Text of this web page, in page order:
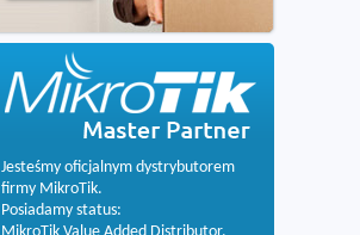
Jesteśmy oficjalnym dystrybutorem
firmy MikroTik.
Posiadamy status: